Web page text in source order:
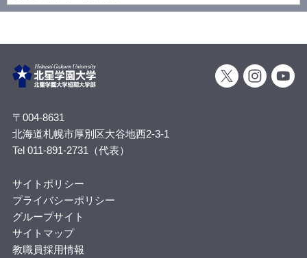
〒004-8631
北海道札幌市厚別区大谷地西2-3-1
Tel 011-891-2731（代表）
サイトポリシー
プライバシーポリシー
グループサイト
サイトマップ
教職員採用情報